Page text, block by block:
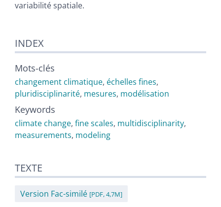
variabilité spatiale.
INDEX
Mots-clés
changement climatique, échelles fines,
pluridisciplinarité, mesures, modélisation
Keywords
climate change, fine scales, multidisciplinarity,
measurements, modeling
TEXTE
Version Fac-similé [PDF, 4,7M]